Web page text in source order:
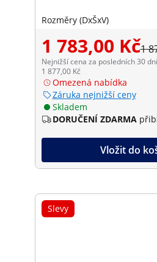
Rozměry (DxŠxV)
1 783,00 Kč1
Nejnižší cena za posledních 30
1 877,00 Kč
Omezená nabídka
Záruka nejnižší ceny
Skladem
DORUČENÍ ZDARMA
Vložit do
Slevy